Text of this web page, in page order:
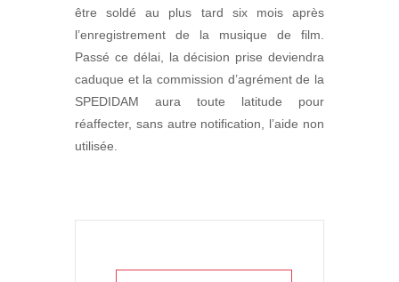
être soldé au plus tard six mois après
l’enregistrement de la musique de film.
Passé ce délai, la décision prise deviendra
caduque et la commission d’agrément de la
SPEDIDAM aura toute latitude pour
réaffecter, sans autre notification, l’aide non
utilisée.